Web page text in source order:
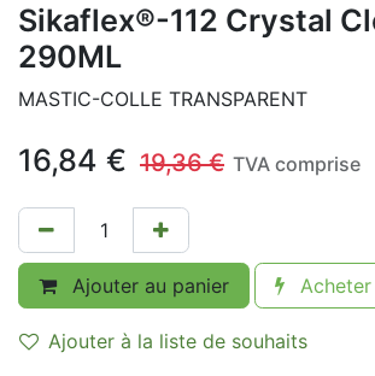
Sikaflex®-112 Crystal
290ML
MASTIC-COLLE TRANSPARENT
16,84 € 19,36€ TVA comprise
Ajouter au panier
Ajouter à la liste de souhaits